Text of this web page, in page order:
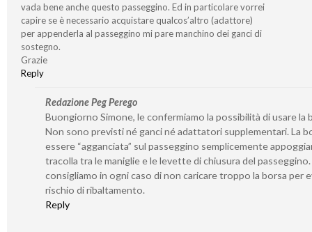
vada bene anche questo passeggino. Ed in particolare vorrei
capire se è necessario acquistare qualcos’altro (adattore)
per appenderla al passeggino mi pare manchino dei ganci di
sostegno.
Grazie
Reply
Redazione Peg Perego
Buongiorno Simone, le confermiamo la possibilità di usare la
Non sono previsti né ganci né adattatori supplementari. La
essere “agganciata” sul passeggino semplicemente
tracolla tra le maniglie e le levette di chiusura del passeggino.
consigliamo in ogni caso di non caricare troppo la borsa per
rischio di ribaltamento.
Reply